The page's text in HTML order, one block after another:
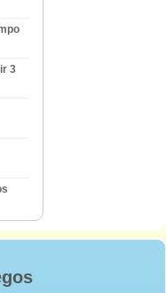
3